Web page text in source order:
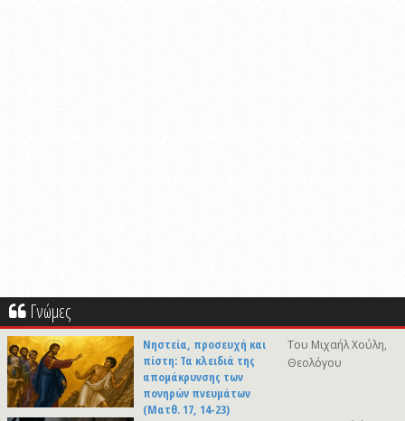
Γνώμες
Νηστεία, προσευχή και
πίστη: Τα κλειδιά της
απομάκρυνσης των
πονηρών πνευμάτων
(Ματθ. 17, 14-23)
Του Μιχαήλ Χούλη,
Θεολόγου